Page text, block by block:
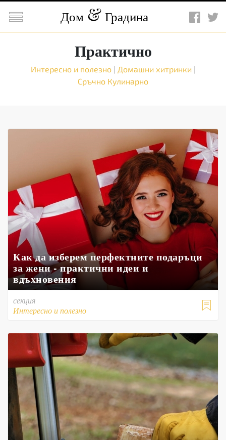
 Дом Градина
Практично
Интересно и полезно | Домашни хитринки |
Сръчно Кулинарно
Как да изберем перфектните подаръци
за жени - практични идеи и
вдъхновения

секция
Интересно и полезно